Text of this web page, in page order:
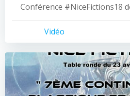
Conférence #NiceFictions18
Vidéo